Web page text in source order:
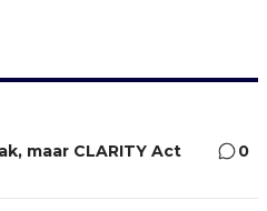
maar CLARITY Act
0